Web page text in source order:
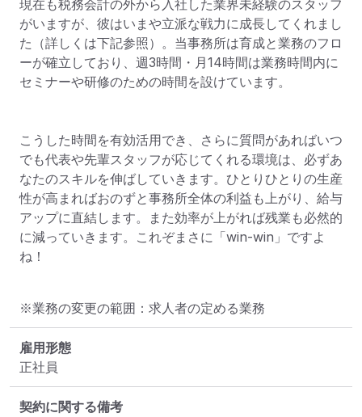
現在も税務会計の外から入社した業界未経験のスタッフ
がいますが、彼はいまや立派な戦力に成長してくれまし
た（詳しくは下記参照）。当事務所は育成と業務のフロ
ーが確立しており、週3時間・月14時間は業務時間内に
セミナーや研修のための時間を設けています。
こうした時間を有効活用でき、さらに質問があればいつ
でも代表や先輩スタッフが応じてくれる環境は、必ずあ
なたのスキルを伸ばしていきます。ひとりひとりの生産
性が高まればおのずと事務所全体の利益も上がり、給与
アップに直結します。また効率が上がれば残業も必然的
に減っていきます。これぞまさに「win-win」ですよ
ね！
※業務の変更の範囲：求人者の定める業務
雇用形態
正社員
契約に関する備考